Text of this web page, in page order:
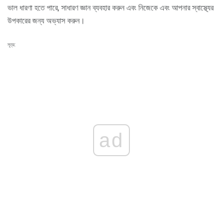
ভাল ধারণা হতে পারে, সাধারণ জ্ঞান ব্যবহার করুন এবং নিজেকে এবং আপনার স্বাস্থ্যের
উপকারের জন্য অভ্যাস করুন।
সূত্র:
ad